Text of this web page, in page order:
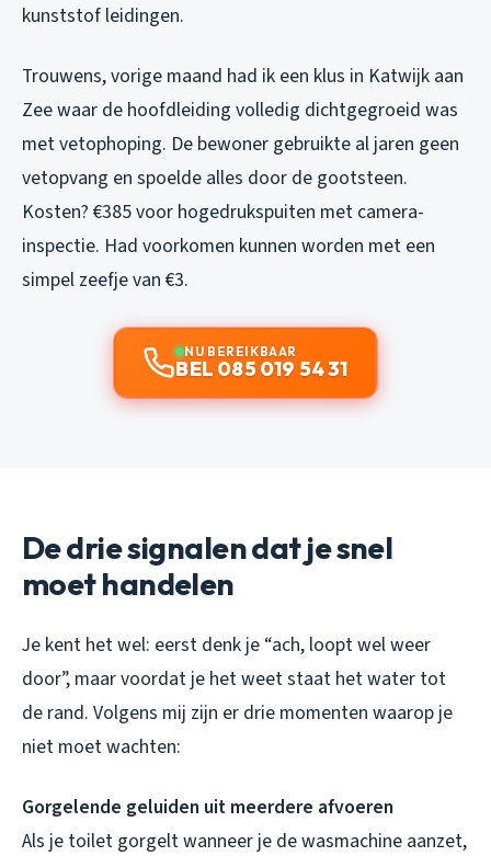
kunststof leidingen.
Trouwens, vorige maand had ik een klus in Katwijk aan
Zee waar de hoofdleiding volledig dichtgegroeid was
met vetophoping. De bewoner gebruikte al jaren geen
vetopvang en spoelde alles door de gootsteen.
Kosten? €385 voor hogedrukspuiten met camera-
inspectie. Had voorkomen kunnen worden met een
simpel zeefje van €3.
NU BEREIKBAAR
BEL 085 019 54 31
De drie signalen dat je snel
moet handelen
Je kent het wel: eerst denk je “ach, loopt wel weer
door”, maar voordat je het weet staat het water tot
de rand. Volgens mij zijn er drie momenten waarop je
niet moet wachten:
Gorgelende geluiden uit meerdere afvoeren
Als je toilet gorgelt wanneer je de wasmachine aanzet,